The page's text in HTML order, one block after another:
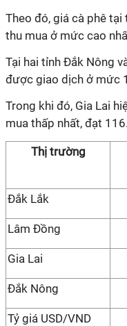
Theo đó, giá cà phê
thu mua ở mức cao
Tại hai tỉnh Đắk Nông
được giao dịch ở mức
Trong khi đó, Gia Lai
mua thấp nhất, đạt
Thị trường
Đắk Lắk
Lâm Đồng
Gia Lai
Đắk Nông
Tỷ giá USD/VND